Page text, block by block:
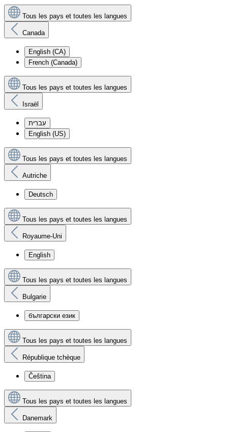
Tous les pays et toutes les langues
Canada
English (CA)
French (Canada)
Tous les pays et toutes les langues
Israël
עִברִית
English (US)
Tous les pays et toutes les langues
Autriche
Deutsch
Tous les pays et toutes les langues
Royaume-Uni
English
Tous les pays et toutes les langues
Bulgarie
български език
Tous les pays et toutes les langues
République tchèque
Čeština
Tous les pays et toutes les langues
Danemark